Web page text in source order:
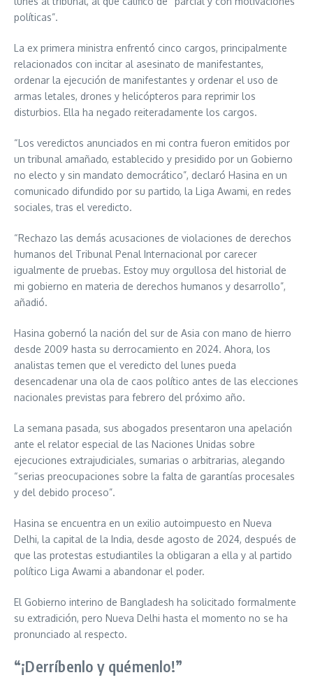
políticas”.
La ex primera ministra enfrentó cinco cargos, principalmente
relacionados con incitar al asesinato de manifestantes,
ordenar la ejecución de manifestantes y ordenar el uso de
armas letales, drones y helicópteros para reprimir los
disturbios. Ella ha negado reiteradamente los cargos.
“Los veredictos anunciados en mi contra fueron emitidos por
un tribunal amañado, establecido y presidido por un Gobierno
no electo y sin mandato democrático”, declaró Hasina en un
comunicado difundido por su partido, la Liga Awami, en redes
sociales, tras el veredicto.
“Rechazo las demás acusaciones de violaciones de derechos
humanos del Tribunal Penal Internacional por carecer
igualmente de pruebas. Estoy muy orgullosa del historial de
mi gobierno en materia de derechos humanos y desarrollo”,
añadió.
Hasina gobernó la nación del sur de Asia con mano de hierro
desde 2009 hasta su derrocamiento en 2024. Ahora, los
analistas temen que el veredicto del lunes pueda
desencadenar una ola de caos político antes de las elecciones
nacionales previstas para febrero del próximo año.
La semana pasada, sus abogados presentaron una apelación
ante el relator especial de las Naciones Unidas sobre
ejecuciones extrajudiciales, sumarias o arbitrarias, alegando
“serias preocupaciones sobre la falta de garantías procesales
y del debido proceso”.
Hasina se encuentra en un exilio autoimpuesto en Nueva
Delhi, la capital de la India, desde agosto de 2024, después de
que las protestas estudiantiles la obligaran a ella y al partido
político Liga Awami a abandonar el poder.
El Gobierno interino de Bangladesh ha solicitado formalmente
su extradición, pero Nueva Delhi hasta el momento no se ha
pronunciado al respecto.
“¡Derríbenlo y quémenlo!”